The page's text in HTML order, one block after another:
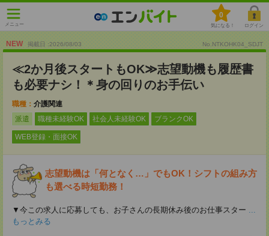
メニュー
0
気になる！ ログイン
NEW 掲載日 :2026/08/03 No.NTKOHK04_SDJT
≪2か月後スタートもOK≫志望動機も履歴書
も必要ナシ！＊身の回りのお手伝い
職種： 介護関連
派遣
職種未経験OK 社会人未経験OK ブランクOK
WEB登録・面接OK
志望動機は「何となく…」でもOK！シフトの組み方
も選べる時短勤務！
▼今この求人に応募しても、お子さんの長期休み後のお仕事スター ...
もっとみる